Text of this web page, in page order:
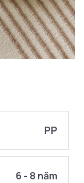
PP
6 - 8 năm